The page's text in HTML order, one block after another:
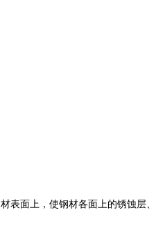
面上，使钢材各面上的锈蚀层、